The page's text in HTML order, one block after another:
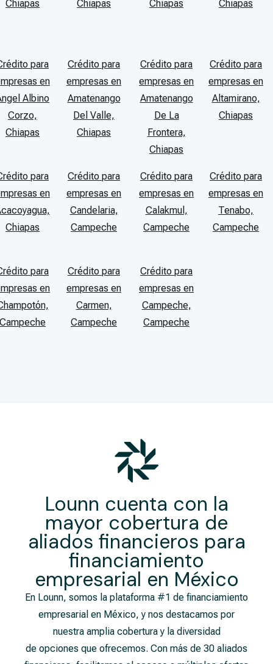
Chiapas Chiapas Chiapas Chiapas
para
en
Albino
Corzo,
Chiapas
Crédito para
empresas en
Amatenango
Del Valle,
Chiapas
Crédito para
empresas en
Amatenango
De La
Frontera,
Chiapas
Crédito para
empresas en
Altamirano,
Chiapas
para
en
Chiapas
Crédito para
empresas en
Candelaria,
Campeche
Crédito para
empresas en
Calakmul,
Campeche
Crédito para
empresas en
Tenabo,
Campeche
para
en
Campeche
Crédito para
empresas en
Carmen,
Campeche
Crédito para
empresas en
Campeche,
Campeche
Lounn cuenta con la
mayor cobertura de
aliados financieros para
financiamiento
empresarial​ en México
En Lounn, somos la plataforma #1 de financiamiento
empresarial en México, y nos destacamos por
nuestra amplia cobertura y la diversidad
de opciones que ofrecemos. Con más de 30 aliados